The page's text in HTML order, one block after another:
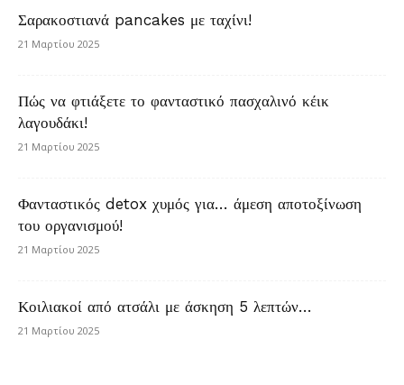
Σαρακοστιανά pancakes με ταχίνι!
21 Μαρτίου 2025
Πώς να φτιάξετε το φανταστικό πασχαλινό κέικ
λαγουδάκι!
21 Μαρτίου 2025
Φανταστικός detox χυμός για… άμεση αποτοξίνωση
του οργανισμού!
21 Μαρτίου 2025
Κοιλιακοί από ατσάλι με άσκηση 5 λεπτών…
21 Μαρτίου 2025